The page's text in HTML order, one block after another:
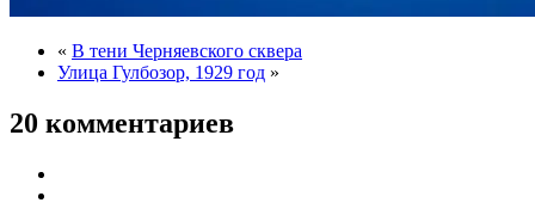
« В тени Черняевского сквера
Улица Гулбозор, 1929 год »
20 комментариев